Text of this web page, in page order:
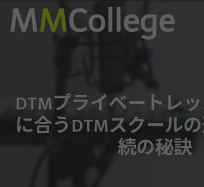
DTMプライベートレ
に合うDTMスクール
続の秘訣